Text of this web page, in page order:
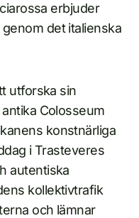
erbjuder
det italienska
utforska sin
Colosseum
konstnärliga
i Trasteveres
autentiska
kollektivtrafik
och lämnar